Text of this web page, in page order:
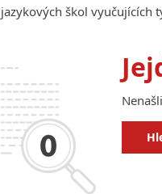
jazykových škol vyučujících